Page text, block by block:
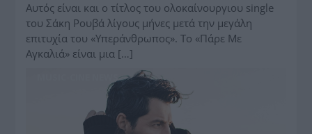
Αυτός είναι και ο τίτλος του ολοκαίνουργιου single
του Σάκη Ρουβά λίγους μήνες μετά την μεγάλη
επιτυχία του «Υπεράνθρωπος». Το «Πάρε Με
Αγκαλιά» είναι μια […]